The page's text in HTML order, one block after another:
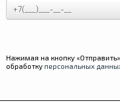
Нажимая на кнопку
обработку персональных